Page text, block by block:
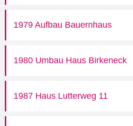
1979 Aufbau Bauernhaus
1980 Umbau Haus Birkeneck
1987 Haus Lutterweg 11